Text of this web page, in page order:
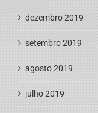
dezembro 2019
setembro 2019
agosto 2019
julho 2019